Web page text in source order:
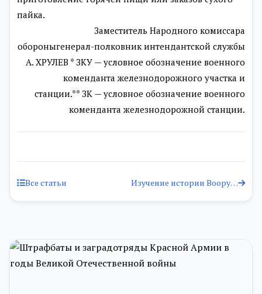
пайка.
Заместитель Народного комиссара
обороныгенерал-полковник интендантской службы
А. ХРУЛЕВ * ЗКУ — условное обозначение военного
коменданта железнодорожного участка и
станции.** ЗК — условное обозначение военного
коменданта железнодорожной станции.
Все статьи Изучение истории Вооруженных Сил русского государства